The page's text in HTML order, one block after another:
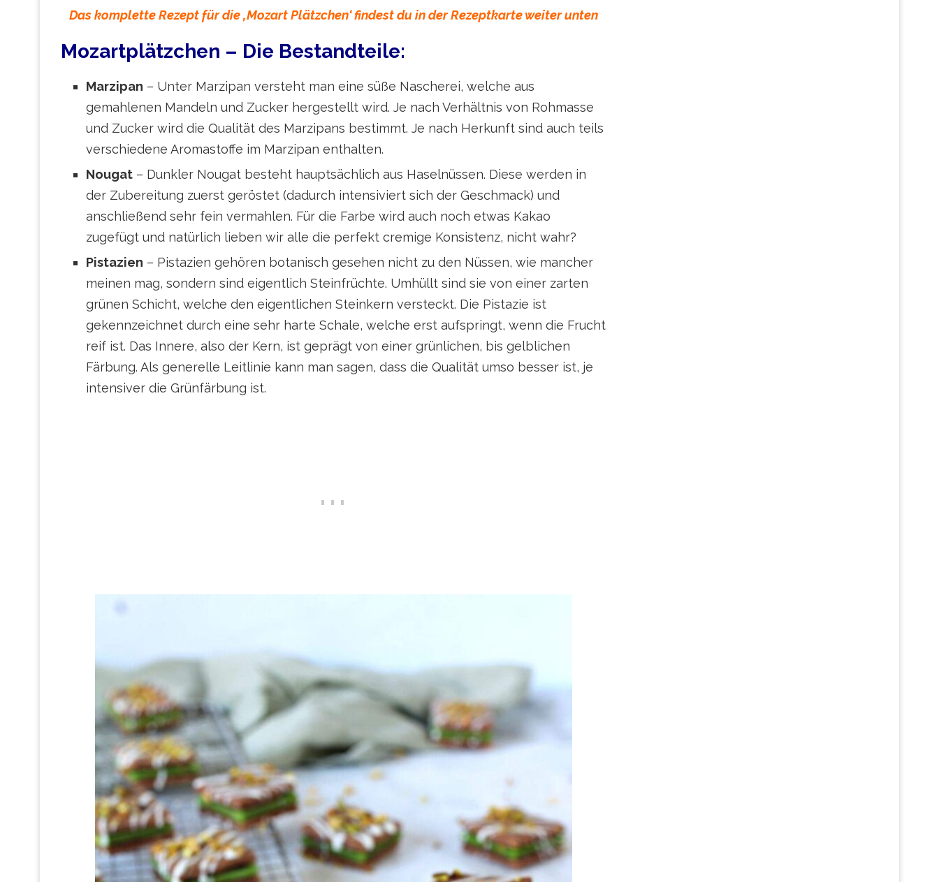
Das komplette Rezept für die ‚Mozart Plätzchen‘ findest du in der Rezeptkarte weiter unten
Mozartplätzchen – Die Bestandteile:
Marzipan – Unter Marzipan versteht man eine süße Nascherei, welche aus
gemahlenen Mandeln und Zucker hergestellt wird. Je nach Verhältnis von Rohmasse
und Zucker wird die Qualität des Marzipans bestimmt. Je nach Herkunft sind auch teils
verschiedene Aromastoffe im Marzipan enthalten.
Nougat – Dunkler Nougat besteht hauptsächlich aus Haselnüssen. Diese werden in
der Zubereitung zuerst geröstet (dadurch intensiviert sich der Geschmack) und
anschließend sehr fein vermahlen. Für die Farbe wird auch noch etwas Kakao
zugefügt und natürlich lieben wir alle die perfekt cremige Konsistenz, nicht wahr?
Pistazien – Pistazien gehören botanisch gesehen nicht zu den Nüssen, wie mancher
meinen mag, sondern sind eigentlich Steinfrüchte. Umhüllt sind sie von einer zarten
grünen Schicht, welche den eigentlichen Steinkern versteckt. Die Pistazie ist
gekennzeichnet durch eine sehr harte Schale, welche erst aufspringt, wenn die Frucht
reif ist. Das Innere, also der Kern, ist geprägt von einer grünlichen, bis gelblichen
Färbung. Als generelle Leitlinie kann man sagen, dass die Qualität umso besser ist, je
intensiver die Grünfärbung ist.